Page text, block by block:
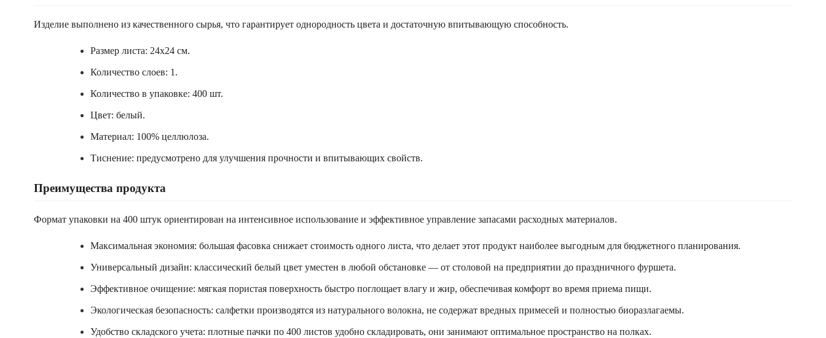
Изделие выполнено из качественного сырья, что гарантирует однородность цвета и достаточную впитывающую способность.
Размер листа: 24х24 см.
Количество слоев: 1.
Количество в упаковке: 400 шт.
Цвет: белый.
Материал: 100% целлюлоза.
Тиснение: предусмотрено для улучшения прочности и впитывающих свойств.
Преимущества продукта
Формат упаковки на 400 штук ориентирован на интенсивное использование и эффективное управление запасами расходных материалов.
Максимальная экономия: большая фасовка снижает стоимость одного листа, что делает этот продукт наиболее выгодным для бюджетного планирования.
Универсальный дизайн: классический белый цвет уместен в любой обстановке — от столовой на предприятии до праздничного фуршета.
Эффективное очищение: мягкая пористая поверхность быстро поглощает влагу и жир, обеспечивая комфорт во время приема пищи.
Экологическая безопасность: салфетки производятся из натурального волокна, не содержат вредных примесей и полностью биоразлагаемы.
Удобство складского учета: плотные пачки по 400 листов удобно складировать, они занимают оптимальное пространство на полках.